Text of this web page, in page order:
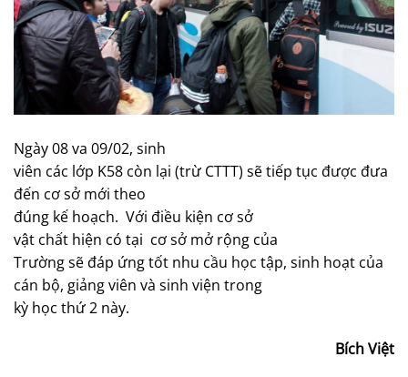
Ngày 08 va 09/02, sinh
viên các lớp K58 còn lại (trừ CTTT) sẽ tiếp tục được đưa
đến cơ sở mới theo
đúng kế hoạch. Với điều kiện cơ sở
vật chất hiện có tại cơ sở mở rộng của
Trường sẽ đáp ứng tốt nhu cầu học tập, sinh hoạt của
cán bộ, giảng viên và sinh viện trong
kỳ học thứ 2 này.
Bích Việt